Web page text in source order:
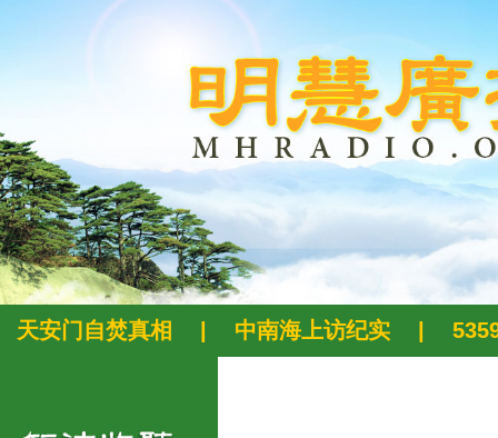
天安门自焚真相 中南海上访纪实